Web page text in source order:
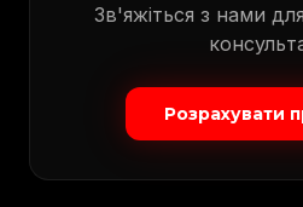
Зв'яжіться з нами
Розрахувати